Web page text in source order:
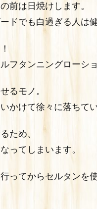
前は日焼けします。
ドでも白過ぎる人は
フタンニングローシ
るモノ。
かけて徐々に落ちてい
ため、
ってしまいます。
ってからセルタンを